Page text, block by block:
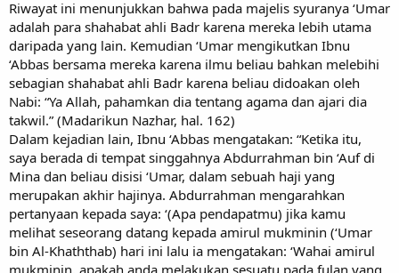
Riwayat ini menunjukkan bahwa pada majelis syuranya ‘Umar
adalah para shahabat ahli Badr karena mereka lebih utama
daripada yang lain. Kemudian ‘Umar mengikutkan Ibnu
‘Abbas bersama mereka karena ilmu beliau bahkan melebihi
sebagian shahabat ahli Badr karena beliau didoakan oleh
Nabi: “Ya Allah, pahamkan dia tentang agama dan ajari dia
takwil.” (Madarikun Nazhar, hal. 162)
Dalam kejadian lain, Ibnu ‘Abbas mengatakan: “Ketika itu,
saya berada di tempat singgahnya Abdurrahman bin ‘Auf di
Mina dan beliau disisi ‘Umar, dalam sebuah haji yang
merupakan akhir hajinya. Abdurrahman mengarahkan
pertanyaan kepada saya: ‘(Apa pendapatmu) jika kamu
melihat seseorang datang kepada amirul mukminin (‘Umar
bin Al-Khaththab) hari ini lalu ia mengatakan: ‘Wahai amirul
mukminin, apakah anda melakukan sesuatu pada fulan yang